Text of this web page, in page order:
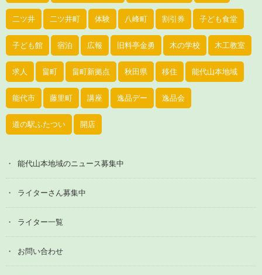
二ツ井 二ツ井町 体験 八峰町 割引券 子ども食堂
子ども館 宿泊 広報 旧料亭金勇 木の学校 木工教室
求人 畠町 畠町新拠点 秋田県 移住 能代山本地域
能代市 藤里町 講座 逸品デー 逸品会
道の駅ふたつい 開店
能代山本地域のニュース募集中
ライターさん募集中
ライター一覧
お問い合わせ